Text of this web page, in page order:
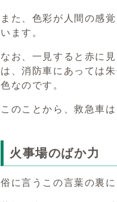
また、色彩が人間の感
います。
なお、一見すると赤に
は、消防車にあっては
色なのです。
このことから、救急車
火事場のばか力
俗に言うこの言葉の裏